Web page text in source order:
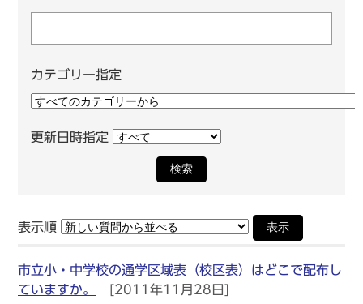
カテゴリー指定
更新日時指定
検索
表示順 表示
市立小・中学校の通学区域表（校区表）はどこで配布し
ていますか。
[2011年11月28日]